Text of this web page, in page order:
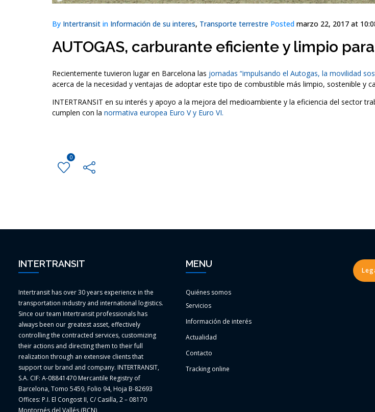
By Intertransit in Información de su interes, Transporte terrestre Posted marzo 22, 2017 at
AUTOGAS, carburante eficiente y limpio
Recientemente tuvieron lugar en Barcelona las jornadas “impulsando el Autogas, la movilidad
acerca de la necesidad y ventajas de adoptar este tipo de combustible más limpio, sostenible y
INTERTRANSIT en su interés y apoyo a la mejora del medioambiente y la eficiencia del sector
cumplen con la normativa europea Euro V y Euro VI.
0
INTERTRANSIT
Intertransit has over 30 years experience in the
transportation industry and international logistics.
Since our team Intertransit professionals has
always been our greatest asset, effectively
controlling the contracted services, customizing
their actions and directing them to their full
realization through an extensive clients that
support our brand and company. INTERTRANSIT,
S.A. CIF: A-08841470 Mercantile Registry of
Barcelona, Tomo 5459, Folio 94, Hoja B-82693
Offices: P.I. El Congost II, C/ Casilla, 2 – 08170
MENU
Quiénes somos
Servicios
Información de interés
Actualidad
Contacto
Tracking online